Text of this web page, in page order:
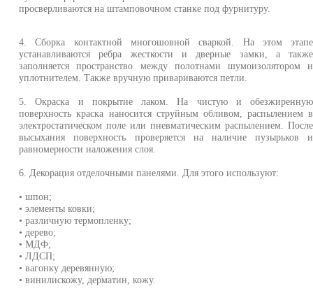
просверливаются на штамповочном станке под фурнитуру.
4. Сборка контактной многошовной сваркой. На этом этапе
устанавливаются ребра жесткости и дверные замки, а также
заполняется пространство между полотнами шумоизолятором и
уплотнителем. Также вручную привариваются петли.
5. Окраска и покрытие лаком. На чистую и обезжиренную
поверхность краска наносится струйным обливом, распылением в
электростатическом поле или пневматическим распылением. После
высыхания поверхность проверяется на наличие пузырьков и
равномерности наложения слоя.
6. Декорация отделочными панелями. Для этого используют:
• шпон;
• элементы ковки;
• различную термопленку;
• дерево;
• МДФ;
• ЛДСП;
• вагонку деревянную;
• винилискожу, дерматин, кожу.